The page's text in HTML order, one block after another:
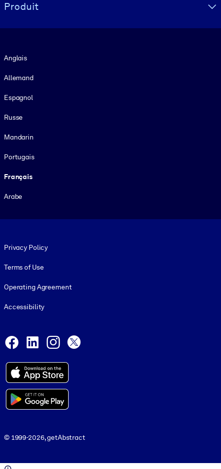
Produit
Anglais
Allemand
Espagnol
Russe
Mandarin
Portugais
Français
Arabe
Privacy Policy
Terms of Use
Operating Agreement
Accessibility
Facebook
LinkedInInstagram
© 1999-2026, getAbstract